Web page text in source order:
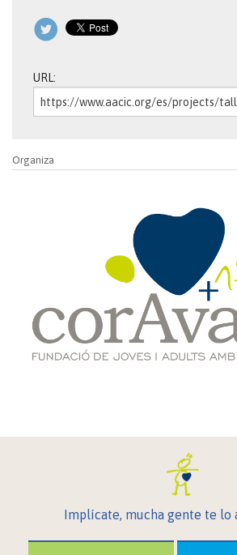
URL:
Organiza
Implícate, mucha gente te lo